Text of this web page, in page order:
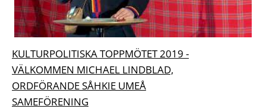
KULTURPOLITISKA TOPPMÖTET 2019 -
VÄLKOMMEN MICHAEL LINDBLAD,
ORDFÖRANDE SÅHKIE UMEÅ
SAMEFÖRENING